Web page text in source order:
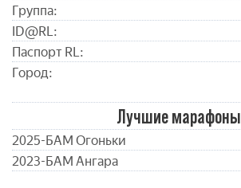
Группа:
ID@RL:
Паспорт RL:
Город:
Лучшие марафоны
2025-БАМ Огоньки
2023-БАМ Ангара